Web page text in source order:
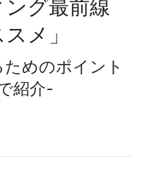
グ最前線
メ」
めのポイント
紹介-